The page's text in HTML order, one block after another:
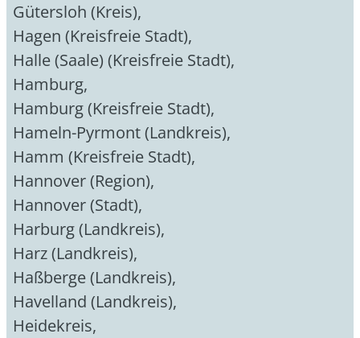
Gütersloh (Kreis),
Hagen (Kreisfreie Stadt),
Halle (Saale) (Kreisfreie Stadt),
Hamburg,
Hamburg (Kreisfreie Stadt),
Hameln-Pyrmont (Landkreis),
Hamm (Kreisfreie Stadt),
Hannover (Region),
Hannover (Stadt),
Harburg (Landkreis),
Harz (Landkreis),
Haßberge (Landkreis),
Havelland (Landkreis),
Heidekreis,